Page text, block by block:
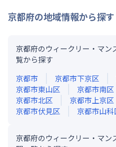
京都府の地域情報から探す
京都府のウィークリー・マ
覧から探す
京都市
京都市下京区
京都市東山区
京都市南区
京都市北区
京都市上京区
京都市伏見区
京都市山科
京都府のウィークリー・マン